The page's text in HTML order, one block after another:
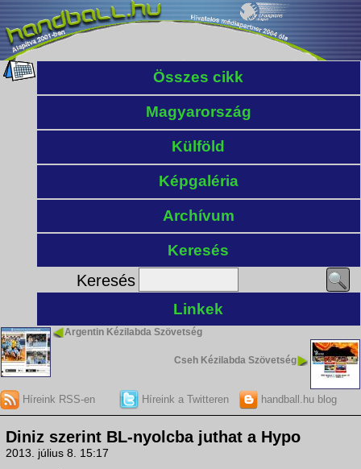
Összes cikk
Magyarország
Külföld
Képgaléria
Archívum
Keresés
Keresés
Linkek
Argentin Kézilabda Szövetség
Cseh Kézilabda Szövetség
Híreink RSS-en Híreink a Twitteren handball.hu blog
Diniz szerint BL-nyolcba juthat a Hypo
2013. július 8. 15:17